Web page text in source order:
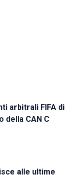
arbitrali FIFA di
della CAN C
alle ultime